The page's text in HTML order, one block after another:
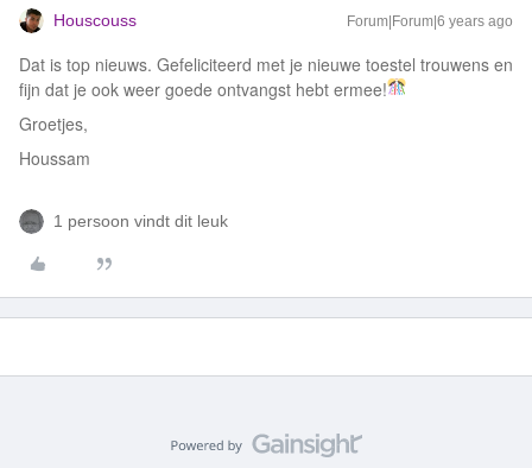
Houscouss Forum|Forum|6 years ago
Dat is top nieuws. Gefeliciteerd met je nieuwe toestel trouwens en
fijn dat je ook weer goede ontvangst hebt ermee!
Groetjes,
Houssam
1 persoon vindt dit leuk